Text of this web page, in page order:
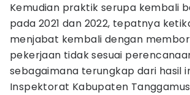
Kemudian praktik serupa kembali
pada 2021 dan 2022, tepatnya
menjabat kembali dengan
pekerjaan tidak sesuai
sebagaimana terungkap dari hasil
Inspektorat Kabupaten